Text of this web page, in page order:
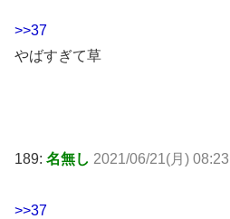
>>37
やばすぎて草
189: 名無し 2021/06/21(月)
>>37